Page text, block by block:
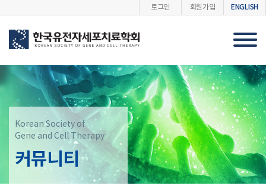
로그인 회원가입 ENGLISH
Korean Society of
Gene and Cell Therapy
커뮤니티